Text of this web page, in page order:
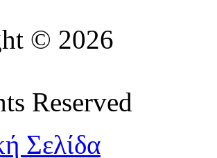
© 2026
Reserved
Σελίδα